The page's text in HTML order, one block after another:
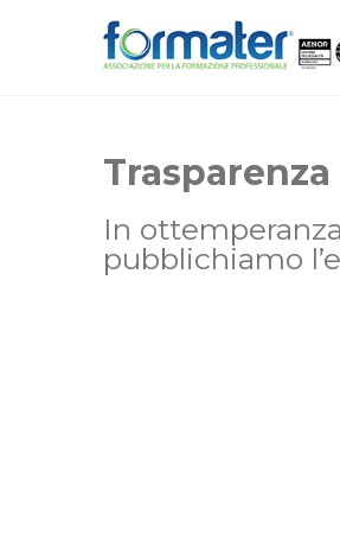
Trasparenza
In
pubblichiamo